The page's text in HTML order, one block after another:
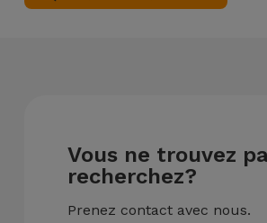
Vous ne trouvez
recherchez?
Prenez contact avec nous.